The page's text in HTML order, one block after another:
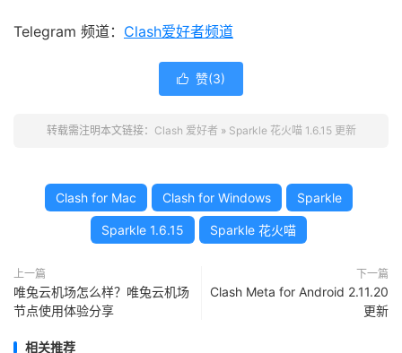
Telegram 频道： Clash爱好者频道
 赞(3)
转载需注明本文链接： Clash 爱好者 » Sparkle 花火喵 1.6.15 更新
Clash for Mac Clash for Windows Sparkle
Sparkle 1.6.15 Sparkle 花火喵
上一篇
唯兔云机场怎么样？唯兔云机场
节点使用体验分享
下一篇
Clash Meta for Android 2.11.20
更新
相关推荐